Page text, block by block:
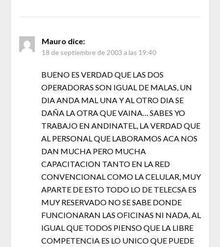
Mauro dice:
18 de septiembre de 2003 a las 19:40
BUENO ES VERDAD QUE LAS DOS
OPERADORAS SON IGUAL DE MALAS, UN
DIA ANDA MAL UNA Y AL OTRO DIA SE
DAÑA LA OTRA QUE VAINA… SABES YO
TRABAJO EN ANDINATEL, LA VERDAD QUE
AL PERSONAL QUE LABORAMOS ACA NOS
DAN MUCHA PERO MUCHA
CAPACITACION TANTO EN LA RED
CONVENCIONAL COMO LA CELULAR, MUY
APARTE DE ESTO TODO LO DE TELECSA ES
MUY RESERVADO NO SE SABE DONDE
FUNCIONARAN LAS OFICINAS NI NADA, AL
IGUAL QUE TODOS PIENSO QUE LA LIBRE
COMPETENCIA ES LO UNICO QUE PUEDE